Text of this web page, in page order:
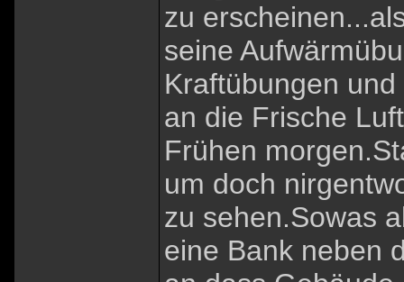
zu
seine
Kraftübungen
an die Frische
Frühen
um doch
zu sehen.Sowas
eine Bank neben